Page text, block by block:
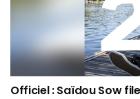
Officiel : Saïdou Sow